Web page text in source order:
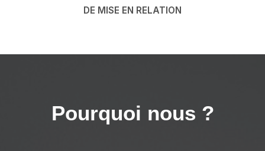
DE MISE EN RELATION
Pourquoi nous ?